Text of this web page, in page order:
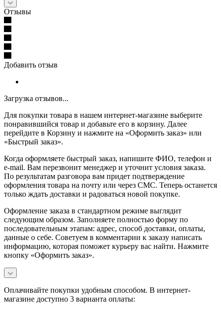
Отзывы
Добавить отзыв
Загрузка отзывов...
Для покупки товара в нашем интернет-магазине выберите
понравившийся товар и добавьте его в корзину. Далее
перейдите в Корзину и нажмите на «Оформить заказ» или
«Быстрый заказ».
Когда оформляете быстрый заказ, напишите ФИО, телефон и
e-mail. Вам перезвонит менеджер и уточнит условия заказа.
По результатам разговора вам придет подтверждение
оформления товара на почту или через СМС. Теперь останется
только ждать доставки и радоваться новой покупке.
Оформление заказа в стандартном режиме выглядит
следующим образом. Заполняете полностью форму по
последовательным этапам: адрес, способ доставки, оплаты,
данные о себе. Советуем в комментарии к заказу написать
информацию, которая поможет курьеру вас найти. Нажмите
кнопку «Оформить заказ».
Оплачивайте покупки удобным способом. В интернет-
магазине доступно 3 варианта оплаты: